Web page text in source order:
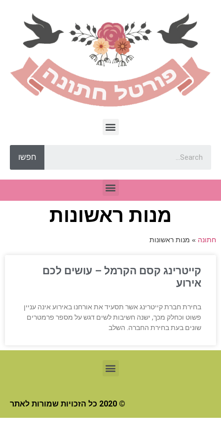
חפשו
מנות ראשונות
חתונה » מנות ראשונות
קייטרינג קסם הקרמל – עושים לכם
אירוע
בחירת חברת קייטרינג אשר תסעיד את אורחנו באירוע אינה עניין
פשוט וכחלק מכך, ישנה חשיבות לשים דגש על מספר פרמטרים
שונים בעת בחירת החברה. השלב
© 2020 כל הזכויות שמורות לאתר